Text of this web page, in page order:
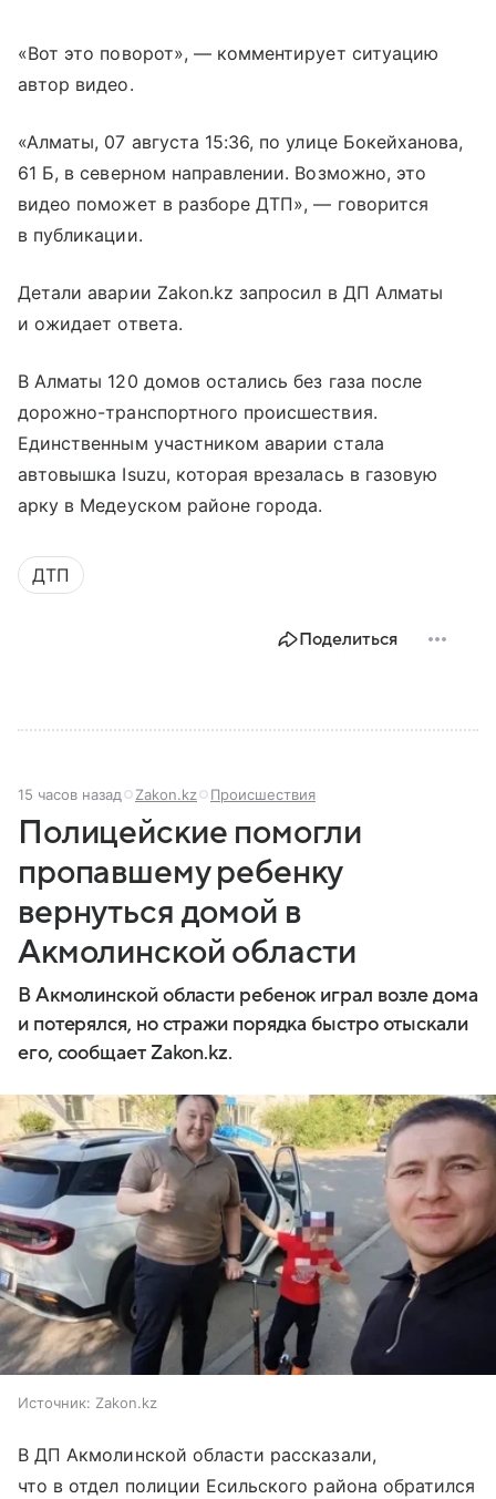
«Вот это поворот», — комментирует ситуацию
автор видео.
«Алматы, 07 августа 15:36, по улице Бокейханова,
61 Б, в северном направлении. Возможно, это
видео поможет в разборе ДТП», — говорится
в публикации.
Детали аварии Zakon.kz запросил в ДП Алматы
и ожидает ответа.
В Алматы 120 домов остались без газа после
дорожно-транспортного происшествия.
Единственным участником аварии стала
автовышка Isuzu, которая врезалась в газовую
арку в Медеуском районе города.
ДТП
Поделиться
15 часов назад Zakon.kz Происшествия
Полицейские помогли
пропавшему ребенку
вернуться домой в
Акмолинской области
В Акмолинской области ребенок играл возле дома
и потерялся, но стражи порядка быстро отыскали
его, сообщает Zakon.kz.
Источник: Zakon.kz
В ДП Акмолинской области рассказали,
что в отдел полиции Есильского района обратился